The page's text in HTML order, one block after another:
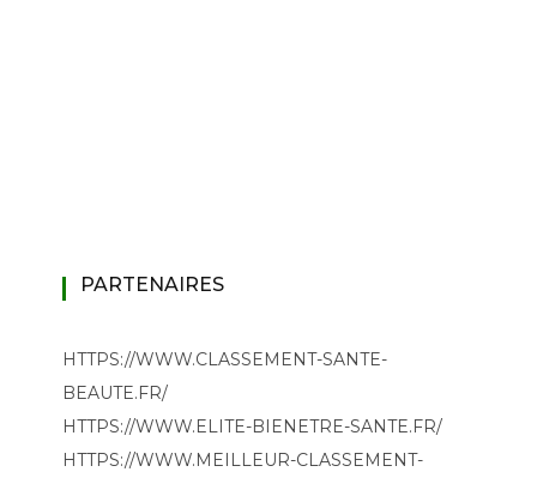
PARTENAIRES
HTTPS://WWW.CLASSEMENT-SANTE-
BEAUTE.FR/
HTTPS://WWW.ELITE-BIENETRE-SANTE.FR/
HTTPS://WWW.MEILLEUR-CLASSEMENT-